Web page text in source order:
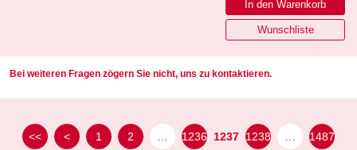
Bei weiteren Fragen zögern Sie nicht, uns zu kontaktieren.
<< < 1 2 1236 1237 1238 1487